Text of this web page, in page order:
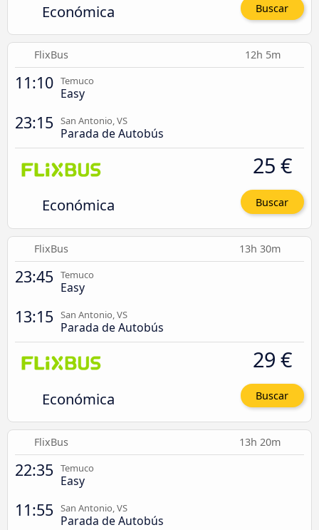
Económica Buscar
FlixBus 12h 5m
11:10 Temuco
Easy
23:15 San Antonio, VS
Parada de Autobús
Económica
25 €
Buscar
FlixBus 13h 30m
23:45 Temuco
Easy
13:15 San Antonio, VS
Parada de Autobús
Económica
29 €
Buscar
FlixBus 13h 20m
22:35 Temuco
Easy
11:55 San Antonio, VS
Parada de Autobús